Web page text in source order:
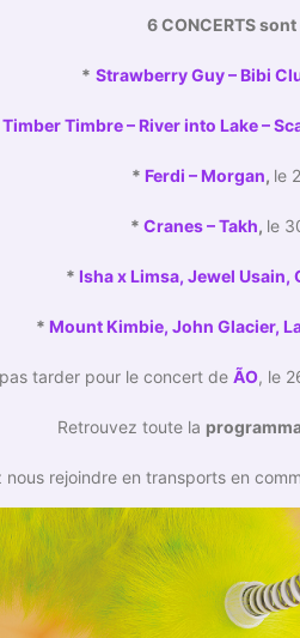
6 CONCERTS sont
* Strawberry Guy – Bibi
Timber Timbre – River into Lake –
* Ferdi – Morgan, le
*Cranes – Takh, le
* Isha x Limsa, Jewel Usain,
* Mount Kimbie, John Glacier,
tarder pour le concert deÃO, le
Retrouvez toute la
nous rejoindre en transports en